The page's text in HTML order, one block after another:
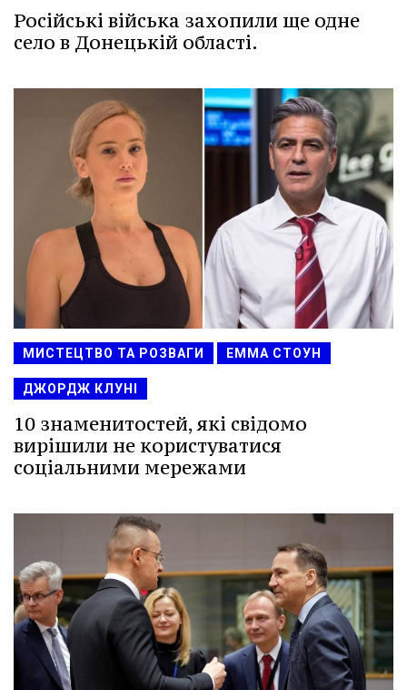
Російські війська захопили ще одне
село в Донецькій області.
МИСТЕЦТВО ТА РОЗВАГИ ЕММА СТОУН
ДЖОРДЖ КЛУНІ
10 знаменитостей, які свідомо
вирішили не користуватися
соціальними мережами